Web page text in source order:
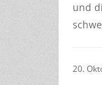
und
20.